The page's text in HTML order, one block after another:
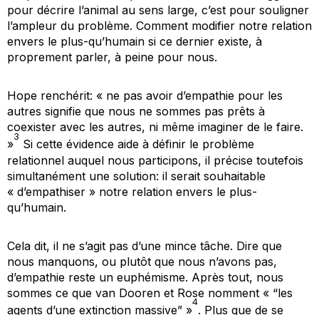
pour décrire l’animal au sens large, c’est pour souligner
l’ampleur du problème. Comment modifier notre relation
envers le plus-qu’humain si ce dernier existe, à
proprement parler, à peine pour nous.
Hope renchérit: « ne pas avoir d’empathie pour les
autres signifie que nous ne sommes pas prêts à
coexister avec les autres, ni même imaginer de le faire.
»
3
Si cette évidence aide à définir le problème
relationnel auquel nous participons, il précise toutefois
simultanément une solution: il serait souhaitable
« d’empathiser » notre relation envers le plus-
qu’humain.
Cela dit, il ne s’agit pas d’une mince tâche. Dire que
nous manquons, ou plutôt que nous n’avons pas,
d’empathie reste un euphémisme. Après tout, nous
sommes ce que van Dooren et Rose nomment « “les
agents d’une extinction massive” »
4
. Plus que de se